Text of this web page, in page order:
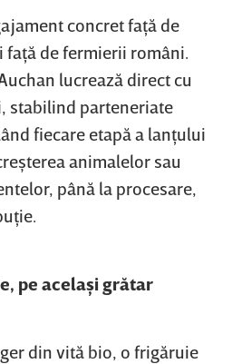
concret faţă de
faţă de fermierii români.
lucrează direct cu
stabilind parteneriate
fiecare etapă a lanţului
animalelor sau
până la procesare,
pe acelaşi grătar
din vită bio, o frigăruie